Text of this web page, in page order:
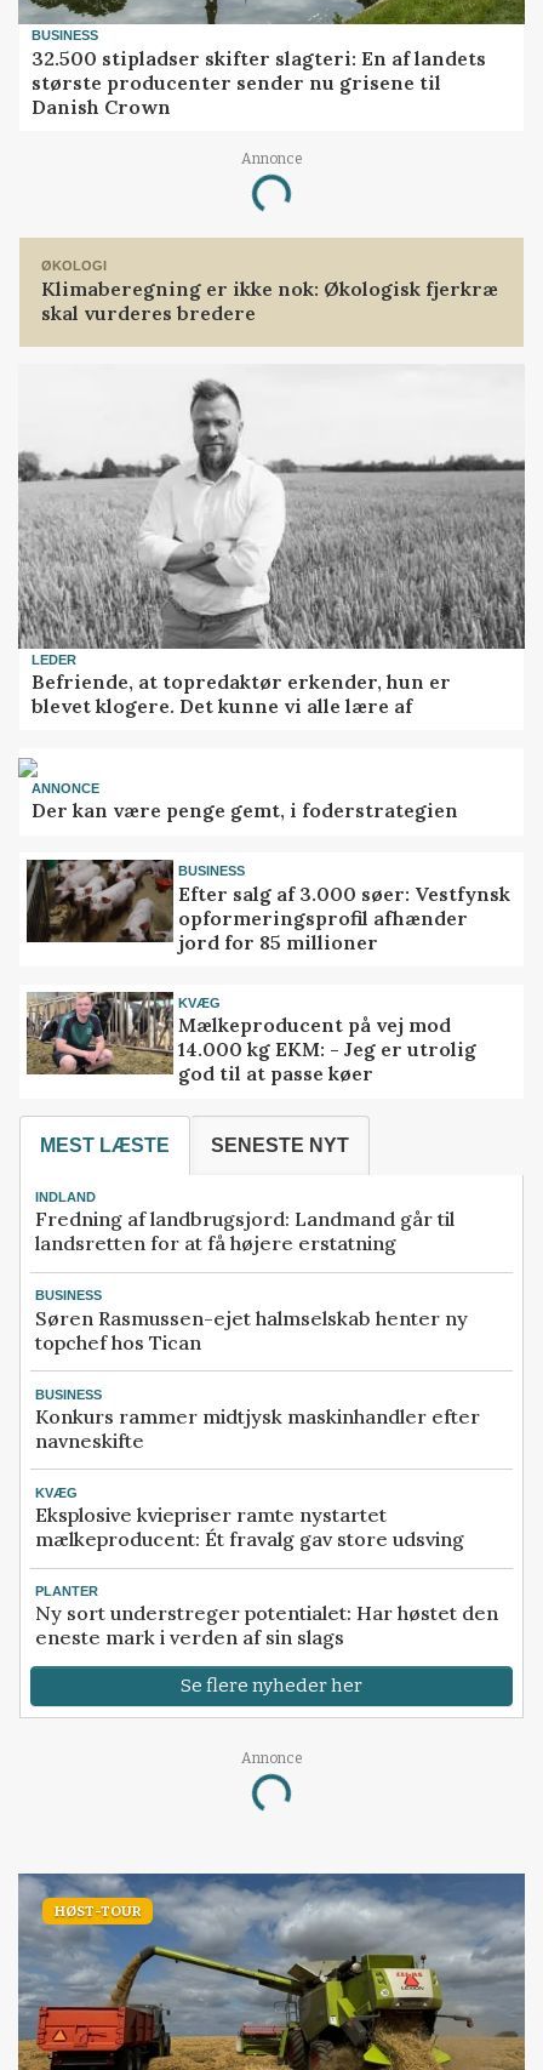
BUSINESS
32.500 stipladser skifter slagteri: En af landets
største producenter sender nu grisene til
Danish Crown
Annonce
Loading...
ØKOLOGI
Klimaberegning er ikke nok: Økologisk fjerkræ
skal vurderes bredere
LEDER
Befriende, at topredaktør erkender, hun er
blevet klogere. Det kunne vi alle lære af
ANNONCE
Der kan være penge gemt, i foderstrategien
BUSINESS
Efter salg af 3.000 søer: Vestfynsk
opformeringsprofil afhænder
jord for 85 millioner
KVÆG
Mælkeproducent på vej mod
14.000 kg EKM: - Jeg er utrolig
god til at passe køer
MEST LÆSTE SENESTE NYT
INDLAND
Fredning af landbrugsjord: Landmand går til
landsretten for at få højere erstatning
BUSINESS
Søren Rasmussen-ejet halmselskab henter ny
topchef hos Tican
BUSINESS
Konkurs rammer midtjysk maskinhandler efter
navneskifte
KVÆG
Eksplosive kviepriser ramte nystartet
mælkeproducent: Ét fravalg gav store udsving
PLANTER
Ny sort understreger potentialet: Har høstet den
eneste mark i verden af sin slags
Se flere nyheder her
Annonce
Loading...
HØST-TOUR